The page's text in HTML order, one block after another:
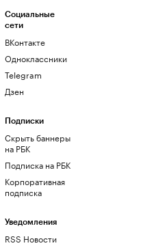
Социальные
сети
ВКонтакте
Одноклассники
Telegram
Дзен
Подписки
Скрыть баннеры
на РБК
Подписка на РБК
Корпоративная
подписка
Уведомления
RSS Новости